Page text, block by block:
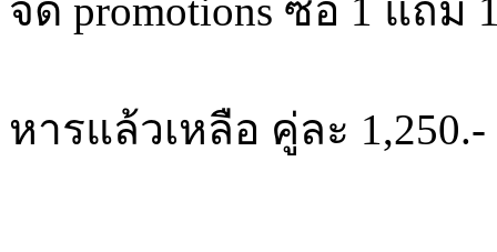
จัด promotions ซื้อ 1 แถม
หารแล้วเหลือ คู่ละ 1,250.-